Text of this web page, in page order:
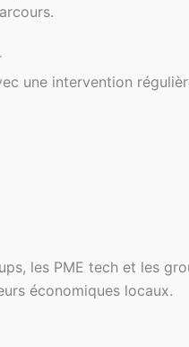
une intervention
les PME tech et les
économiques locaux.